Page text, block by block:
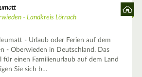
- Landkreis Lörrach
- Urlaub oder Ferien auf dem
- Oberwieden in Deutschland. Das
für einen Familienurlaub auf dem Land
Sie sich b…